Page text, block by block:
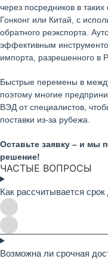
через посредников в
Гонконг или Китай, с
обратного реэкспорта.
эффективным
импорта, разрешенного в
Быстрые перемены в
поэтому многие
ВЭД от специалистов,
поставки из-за рубежа.
Оставьте заявку – и мы
решение!
ЧАСТЫЕ ВОПРОСЫ
Как рассчитывается срок
Возможна ли срочная